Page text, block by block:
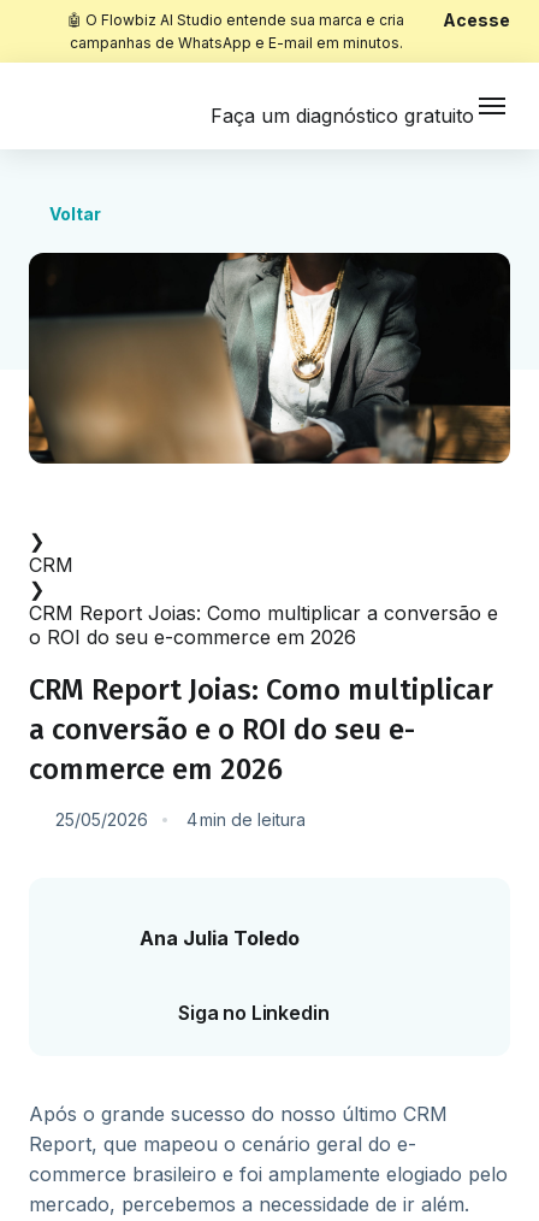
🤖 O Flowbiz AI Studio entende sua marca e cria
campanhas de WhatsApp e E-mail em minutos.
Acesse
Faça um diagnóstico gratuito
Voltar
❯
CRM
❯
CRM Report Joias: Como multiplicar a conversão e
o ROI do seu e-commerce em 2026
CRM Report Joias: Como multiplicar
a conversão e o ROI do seu e-
commerce em 2026
25/05/2026 4min de leitura
Ana Julia Toledo
Siga no Linkedin
Após o grande sucesso do nosso último CRM
Report, que mapeou o cenário geral do e-
commerce brasileiro e foi amplamente elogiado pelo
mercado, percebemos a necessidade de ir além.